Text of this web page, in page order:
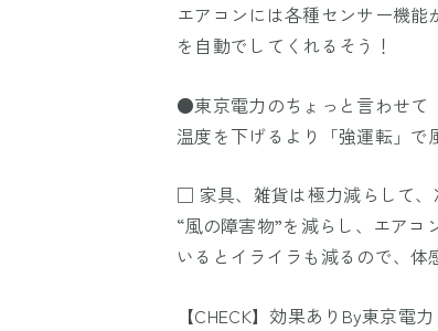
エアコンには各種センサー機
を自動でしてくれるそう！
●東京電力のちょっと言わせて
温度を下げるより「強運転」で
□ 家具、雑貨は極力減らして
“風の障害物”を減らし、エア
いるとイライラも減るので、体
【CHECK】効果ありBy東京電力